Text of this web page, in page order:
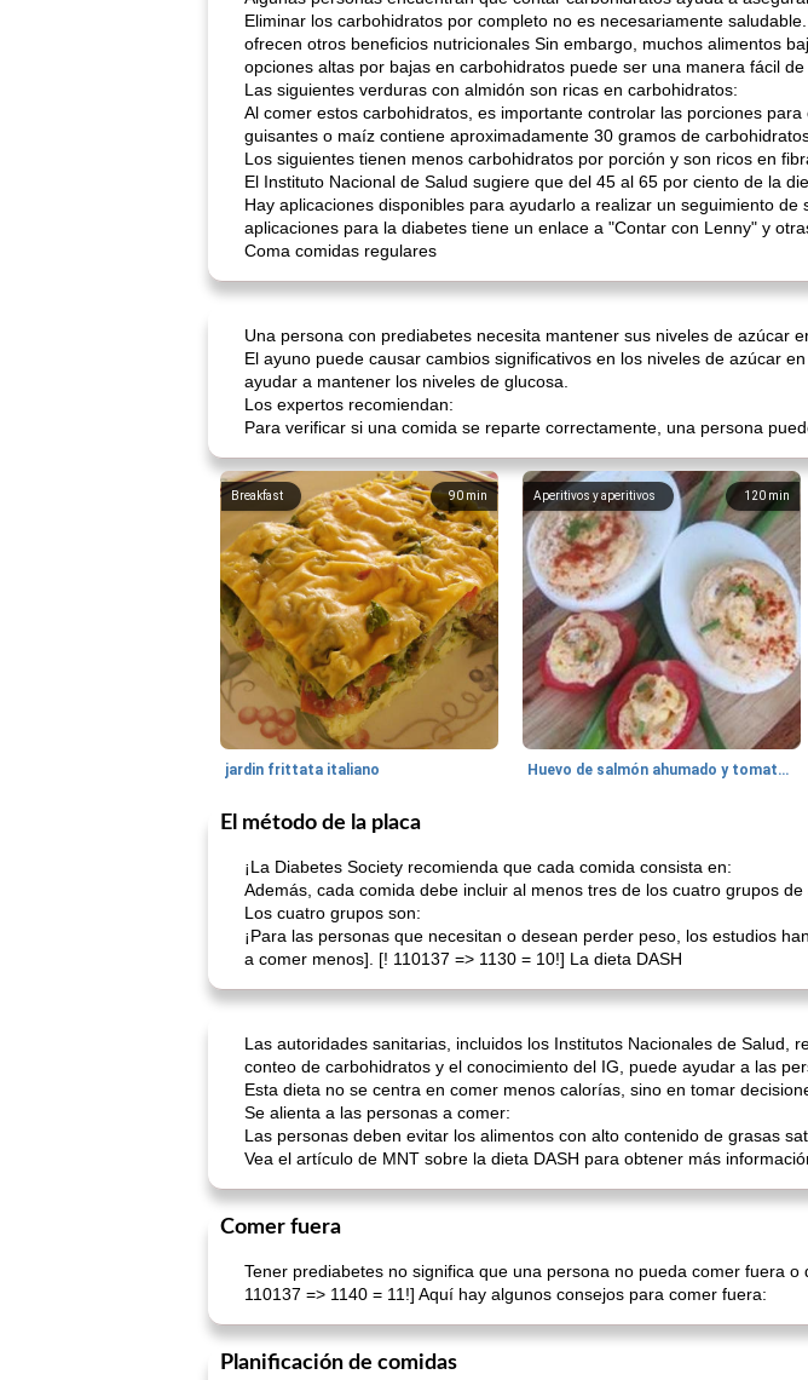
Eliminar los carbohidratos por completo no es necesariamente
ofrecen otros beneficios nutricionales Sin embargo, muchos alimentos
opciones altas por bajas en carbohidratos puede ser una manera fácil
Las siguientes verduras con almidón son ricas en carbohidratos:
Al comer estos carbohidratos, es importante controlar las porciones
guisantes o maíz contiene aproximadamente 30 gramos de
Los siguientes tienen menos carbohidratos por porción y son ricos en
El Instituto Nacional de Salud sugiere que del 45 al 65 por ciento de la
Hay aplicaciones disponibles para ayudarlo a realizar un seguimiento
aplicaciones para la diabetes tiene un enlace a "Contar con Lenny" y
Coma comidas regulares
Una persona con prediabetes necesita mantener sus niveles de azúcar
El ayuno puede causar cambios significativos en los niveles de azúcar
ayudar a mantener los niveles de glucosa.
Los expertos recomiendan:
Para verificar si una comida se reparte correctamente, una persona
90min
Breakfast
jardin frittata italiano
120 min
Aperitivos y aperitivos
Huevo de salmón ahumado y tomates rellenos.
El método de la placa
¡La Diabetes Society recomienda que cada comida consista en:
Además, cada comida debe incluir al menos tres de los cuatro grupos de
Los cuatro grupos son:
¡Para las personas que necesitan o desean perder peso, los estudios
a comer menos]. [! 110137 => 1130 = 10!] La dieta DASH
Las autoridades sanitarias, incluidos los Institutos Nacionales de Salud,
conteo de carbohidratos y el conocimiento del IG, puede ayudar a las
Esta dieta no se centra en comer menos calorías, sino en tomar
Se alienta a las personas a comer:
Las personas deben evitar los alimentos con alto contenido de grasas
Vea el artículo de MNT sobre la dieta DASH para obtener más
Comer fuera
Tener prediabetes no significa que una persona no pueda comer fuera
110137 => 1140 = 11!] Aquí hay algunos consejos para comer fuera:
Planificación de comidas